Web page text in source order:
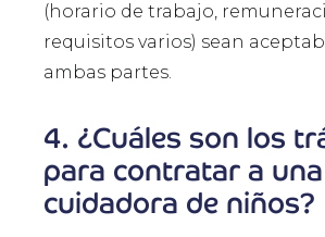
(horario de trabajo,
requisitos varios) sean
ambas partes.
4. ¿Cuáles son los
para contratar a una
cuidadora de niños?